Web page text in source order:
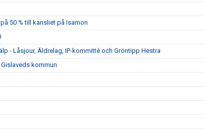
50 % till kansliet på Isamon
- Låsjour, Äldrelag, IP-kommitté och Gröntipp Hestra
kommun